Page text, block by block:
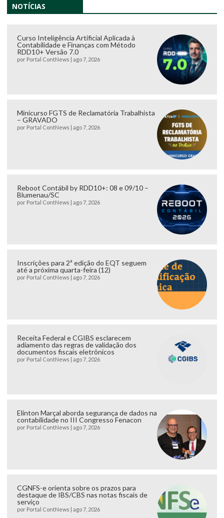
NOTÍCIAS
Curso Inteligência Artificial Aplicada à
Contabilidade e Finanças com Método
RDD10+ Versão 7.0
por Portal ContNews | ago 7, 2026
Minicurso FGTS de Reclamatória Trabalhista
– GRAVADO
por Portal ContNews | ago 7, 2026
Reboot Contábil by RDD10+: 08 e 09/10 –
Blumenau/SC
por Portal ContNews | ago 7, 2026
Inscrições para 2ª edição do EQT seguem
até a próxima quarta-feira (12)
por Portal ContNews | ago 7, 2026
Receita Federal e CGIBS esclarecem
adiamento das regras de validação dos
documentos fiscais eletrônicos
por Portal ContNews | ago 7, 2026
Elinton Marçal aborda segurança de dados na
contabilidade no III Congresso Fenacon
por Portal ContNews | ago 7, 2026
CGNFS-e orienta sobre os prazos para
destaque de IBS/CBS nas notas fiscais de
serviço
por Portal ContNews | ago 7, 2026